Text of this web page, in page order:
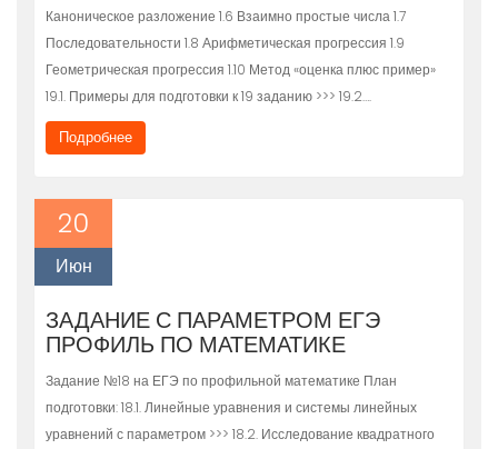
Каноническое разложение 1.6 Взаимно простые числа 1.7
Последовательности 1.8 Арифметическая прогрессия 1.9
Геометрическая прогрессия 1.10 Метод «оценка плюс пример»
19.1. Примеры для подготовки к 19 заданию >>> 19.2….
Подробнее
20
Июн
ЗАДАНИЕ С ПАРАМЕТРОМ ЕГЭ
ПРОФИЛЬ ПО МАТЕМАТИКЕ
Задание №18 на ЕГЭ по профильной математике План
подготовки: 18.1. Линейные уравнения и системы линейных
уравнений с параметром >>> 18.2. Исследование квадратного